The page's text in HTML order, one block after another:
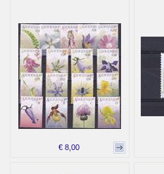
€ 8,00